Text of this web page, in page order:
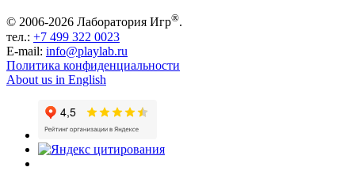
© 2006-2026 Лаборатория Игр®.
тел.: +7 499 322 0023
E-mail: info@playlab.ru
Политика конфиденциальности
About us in English